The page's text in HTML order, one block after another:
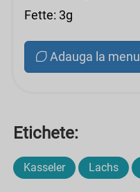
Fette: 3g
Adauga la menu
Etichete:
Kasseler Lachs